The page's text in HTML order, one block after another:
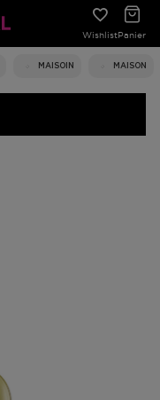
WishlistPanier
MAISOIN MAISON